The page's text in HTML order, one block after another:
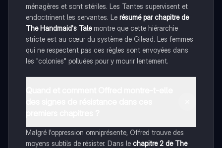
ménagères et sont stériles. Les Tantes supervisent et
endoctrinent les servantes. Le résumé par chapitre de
The Handmaid's Talemontre que cette hiérarchie
stricte est au cœur du système de Gilead. Les femmes
qui ne respectent pas ces règles sont envoyées dans
les "colonies" polluées pour y mourir lentement.
Malgré l'oppression omniprésente, Offred trouve des
moyens subtils de résister. Dans le chapitre 2 de The